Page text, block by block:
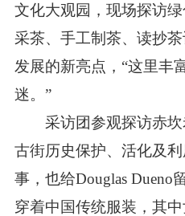
文化大观园，现场探访
采茶、手工制茶、读抄
发展的新亮点，“这里丰
迷。”
采访团参观探访赤坎
古街历史保护、活化及
事，也给Douglas Dueno
穿着中国传统服装，其